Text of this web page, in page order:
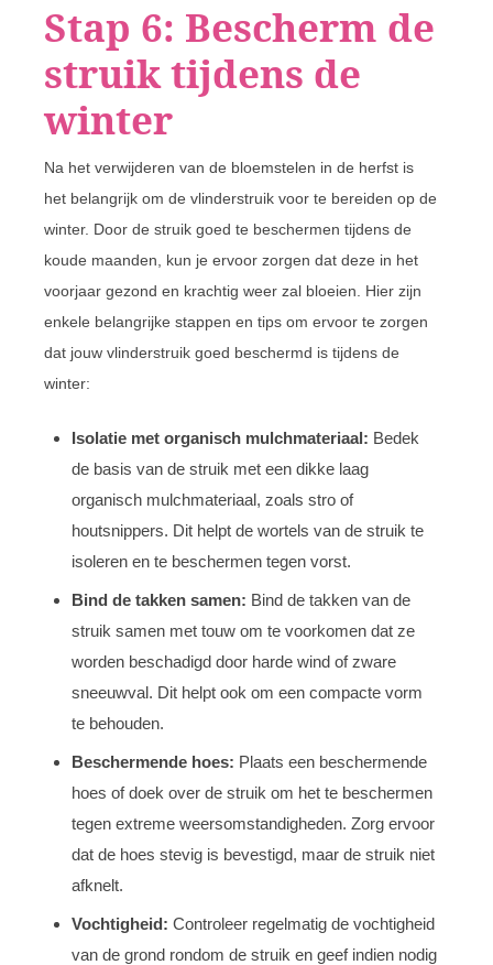
Stap 6: Bescherm de
struik tijdens de
winter
Na het verwijderen van de bloemstelen in de herfst is
het belangrijk om de vlinderstruik voor te bereiden op de
winter. Door de struik goed te beschermen tijdens de
koude maanden, kun je ervoor zorgen dat deze in het
voorjaar gezond en krachtig weer zal bloeien. Hier zijn
enkele belangrijke stappen en tips om ervoor te zorgen
dat jouw vlinderstruik goed beschermd is tijdens de
winter:
Isolatie met organisch mulchmateriaal: Bedek
de basis van de struik met een dikke laag
organisch mulchmateriaal, zoals stro of
houtsnippers. Dit helpt de wortels van de struik te
isoleren en te beschermen tegen vorst.
Bind de takken samen: Bind de takken van de
struik samen met touw om te voorkomen dat ze
worden beschadigd door harde wind of zware
sneeuwval. Dit helpt ook om een compacte vorm
te behouden.
Beschermende hoes: Plaats een beschermende
hoes of doek over de struik om het te beschermen
tegen extreme weersomstandigheden. Zorg ervoor
dat de hoes stevig is bevestigd, maar de struik niet
afknelt.
Vochtigheid: Controleer regelmatig de vochtigheid
van de grond rondom de struik en geef indien nodig